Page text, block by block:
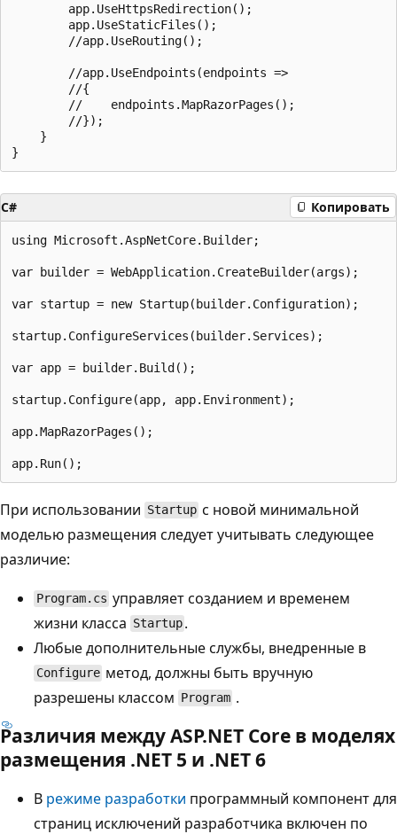
        app.UseHttpsRedirection();
        app.UseStaticFiles();
        //app.UseRouting();
        //app.UseEndpoints(endpoints =>
        //{
        //    endpoints.MapRazorPages();
        //});
    }
C# Копировать
using Microsoft.AspNetCore.Builder;
var builder = WebApplication.CreateBuilder(args);
var startup = new Startup(builder.Configuration);
startup.ConfigureServices(builder.Services);
var app = builder.Build();
startup.Configure(app, app.Environment);
app.MapRazorPages();
При использовании Startup с новой минимальной
моделью размещения следует учитывать следующее
различие:
Program.cs управляет созданием и временем
жизни класса Startup .
Любые дополнительные службы, внедренные в
Configure метод, должны быть вручную
разрешены классом Program .
Различия между ASP.NET Core в моделях
размещения .NET 5 и .NET 6
В режиме разработки программный компонент для
страниц исключений разработчика включен по